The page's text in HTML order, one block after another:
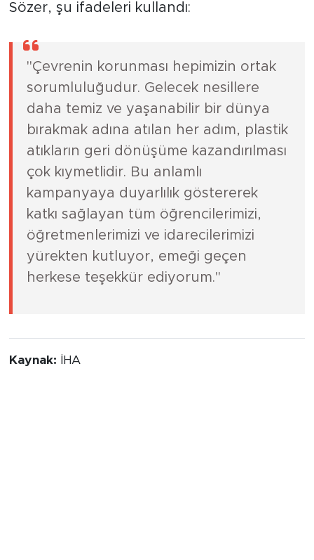
Sözer, şu ifadeleri kullandı:
"Çevrenin korunması hepimizin ortak
sorumluluğudur. Gelecek nesillere
daha temiz ve yaşanabilir bir dünya
bırakmak adına atılan her adım, plastik
atıkların geri dönüşüme kazandırılması
çok kıymetlidir. Bu anlamlı
kampanyaya duyarlılık göstererek
katkı sağlayan tüm öğrencilerimizi,
öğretmenlerimizi ve idarecilerimizi
yürekten kutluyor, emeği geçen
herkese teşekkür ediyorum."
Kaynak: İHA